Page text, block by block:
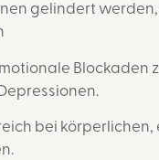
gelindert
Blockaden
bei